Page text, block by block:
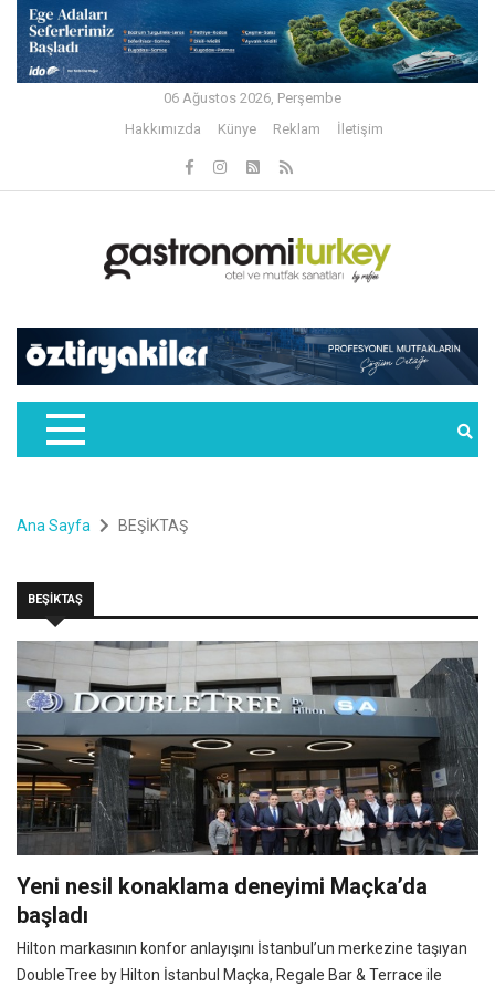
06 Ağustos 2026, Perşembe
Hakkımızda
Künye Reklam İletişim
Ana Sayfa BEŞİKTAŞ
BEŞİKTAŞ
Yeni nesil konaklama deneyimi Maçka’da
başladı
Hilton markasının konfor anlayışını İstanbul’un merkezine taşıyan
DoubleTree by Hilton İstanbul Maçka, Regale Bar & Terrace ile